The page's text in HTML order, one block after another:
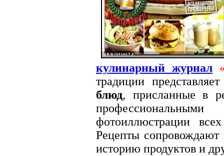
кулинарный журнал
традиции
блюд, присланные в
фотоиллюстрации
Рецепты сопровождают
историю продуктов и